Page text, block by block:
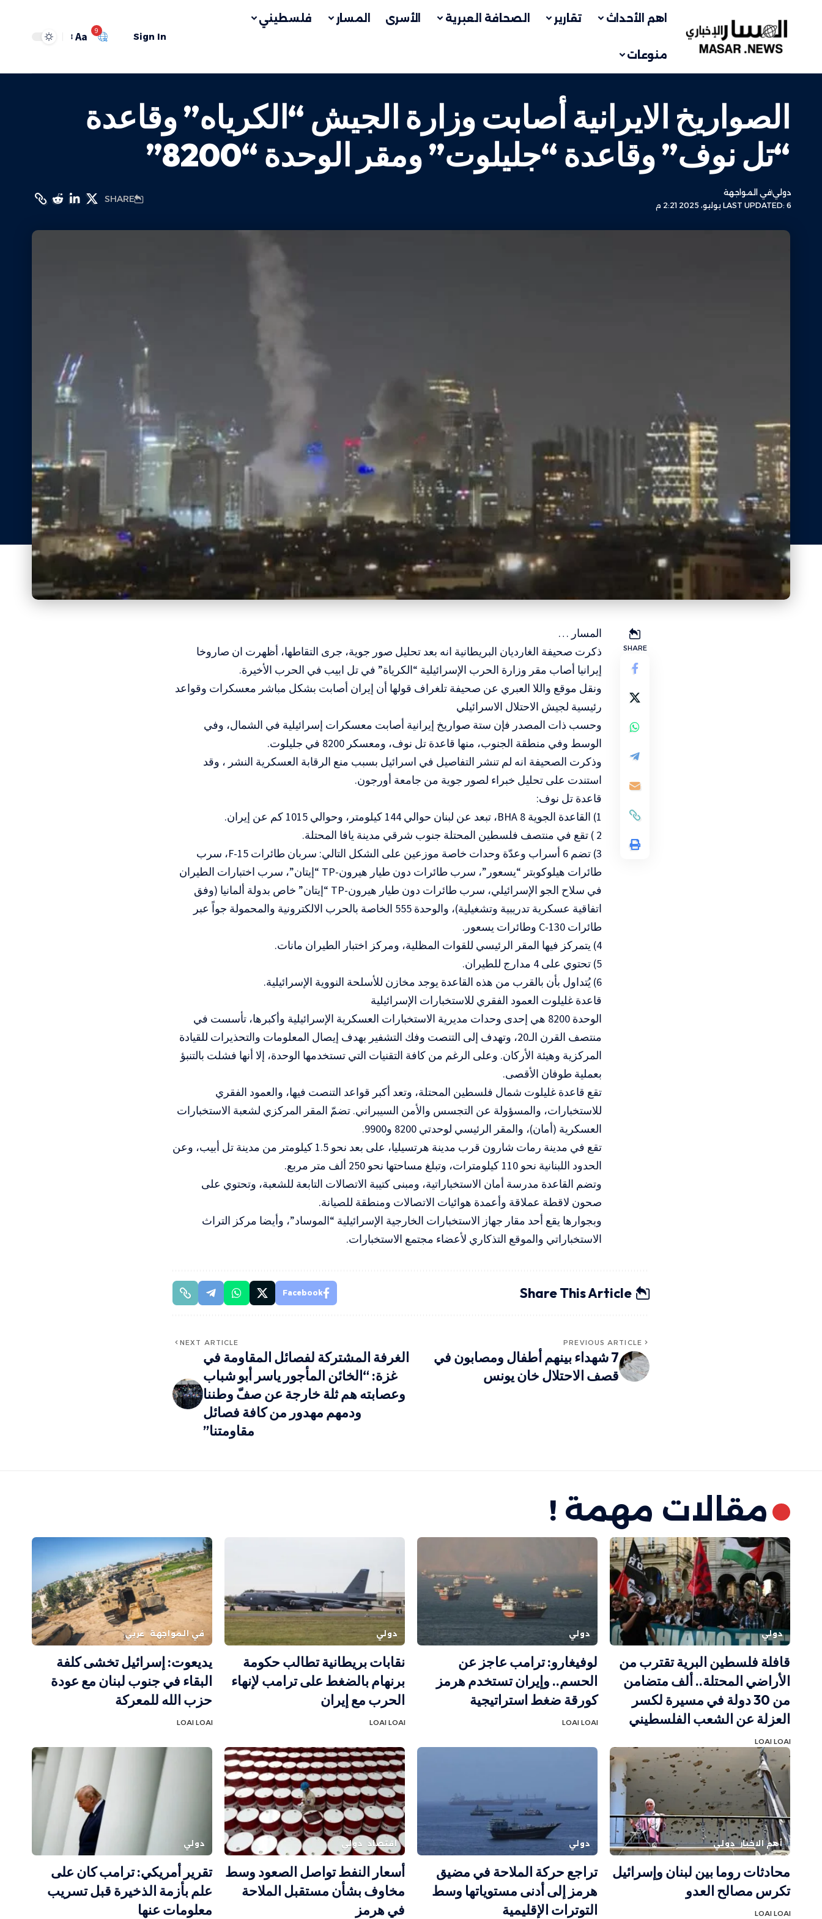
اهم الأحداث تقارير الصحافة العبرية الأسرى المسار فلسطيني
منوعات
Sign In
9
Aa
الصواريخ الايرانية أصابت وزارة الجيش “الكرياه” وقاعدة
“تل نوف” وقاعدة “جليلوت” ومقر الوحدة “8200”
LAST UPDATED: 6 يوليو، 2025 2:21 م
دوليفي المواجهة
SHARE
SHARE
المسار …
ذكرت صحيفة الغارديان البريطانية انه بعد تحليل صور جوية، جرى التقاطها، أظهرت ان صاروخا
إيرانيا أصاب مقر وزارة الحرب الإسرائيلية “الكرياة” في تل ابيب في الحرب الأخيرة.
ونقل موقع واللا العبري عن صحيفة تلغراف قولها أن إيران أصابت بشكل مباشر معسكرات وقواعد
رئيسية لجيش الاحتلال الاسرائيلي
وحسب ذات المصدر فإن ستة صواريخ إيرانية أصابت معسكرات إسرائيلية في الشمال، وفي
الوسط وفي منطقة الجنوب، منها قاعدة تل نوف، ومعسكر 8200 في جليلوت.
وذكرت الصحيفة انه لم تنشر التفاصيل في اسرائيل بسبب منع الرقابة العسكرية النشر ، وقد
استندت على تحليل خبراء لصور جوية من جامعة أورجون.
قاعدة تل نوف:
1) القاعدة الجوية 8 BHA، تبعد عن لبنان حوالي 144 كيلومتر، وحوالي 1015 كم عن إيران.
2 ) تقع في منتصف فلسطين المحتلة جنوب شرقي مدينة يافا المحتلة.
3) تضم 6 أسراب وعدّة وحدات خاصة موزعين على الشكل التالي: سربان طائرات F-15، سرب
طائرات هيلوكوبتر “يسعور”، سرب طائرات دون طيار هيرون-TP “إيتان”، سرب اختبارات الطيران
في سلاح الجو الإسرائيلي، سرب طائرات دون طيار هيرون-TP “إيتان” خاص بدولة ألمانيا (وفق
اتفاقية عسكرية تدريبية وتشغيلية)، والوحدة 555 الخاصة بالحرب الالكترونية والمحمولة جواً عبر
طائرات C-130 وطائرات يسعور.
4) يتمركز فيها المقر الرئيسي للقوات المظلية، ومركز اختبار الطيران مانات.
5) تحتوي على 4 مدارج للطيران.
6) يُتداول بأن بالقرب من هذه القاعدة يوجد مخازن للأسلحة النووية الإسرائيلية.
قاعدة غليلوت العمود الفقري للاستخبارات الإسرائيلية
الوحدة 8200 هي إحدى وحدات مديرية الاستخبارات العسكرية الإسرائيلية وأكبرها، تأسست في
منتصف القرن الـ20، وتهدف إلى التنصت وفك التشفير بهدف إيصال المعلومات والتحذيرات للقيادة
المركزية وهيئة الأركان. وعلى الرغم من كافة التقنيات التي تستخدمها الوحدة، إلا أنها فشلت بالتنبؤ
بعملية طوفان الأقصى.
تقع قاعدة غليلوت شمال فلسطين المحتلة، وتعد أكبر قواعد التنصت فيها، والعمود الفقري
للاستخبارات، والمسؤولة عن التجسس والأمن السيبراني. تضمّ المقر المركزي لشعبة الاستخبارات
العسكرية (أمان)، والمقر الرئيسي لوحدتي 8200 و9900.
تقع في مدينة رمات شارون قرب مدينة هرتسيليا، على بعد نحو 1.5 كيلومتر من مدينة تل أبيب، وعن
الحدود اللبنانية نحو 110 كيلومترات، وتبلغ مساحتها نحو 250 ألف متر مربع.
وتضم القاعدة مدرسة أمان الاستخباراتية، ومبنى كتيبة الاتصالات التابعة للشعبة، وتحتوي على
صحون لاقطة عملاقة وأعمدة هوائيات الاتصالات ومنطقة للصيانة.
وبجوارها يقع أحد مقار جهاز الاستخبارات الخارجية الإسرائيلية “الموساد”، وأيضا مركز التراث
الاستخباراتي والموقع التذكاري لأعضاء مجتمع الاستخبارات.
Share This Article
Facebook
PREVIOUS ARTICLE
7 شهداء بينهم أطفال ومصابون في
قصف الاحتلال خان يونس
NEXT ARTICLE
الغرفة المشتركة لفصائل المقاومة في
غزة: “الخائن المأجور ياسر أبو شباب
وعصابته هم ثلة خارجة عن صفّ وطننا
ودمهم مهدور من كافة فصائل
مقاومتنا”
مقالات مهمة !
دولي
قافلة فلسطين البرية تقترب من
الأراضي المحتلة.. ألف متضامن
من 30 دولة في مسيرة لكسر
العزلة عن الشعب الفلسطيني
LOAI LOAI
دولي
لوفيغارو: ترامب عاجز عن
الحسم.. وإيران تستخدم هرمز
كورقة ضغط استراتيجية
LOAI LOAI
دولي
نقابات بريطانية تطالب حكومة
برنهام بالضغط على ترامب لإنهاء
الحرب مع إيران
LOAI LOAI
في المواجهة عربي
يديعوت: إسرائيل تخشى كلفة
البقاء في جنوب لبنان مع عودة
حزب الله للمعركة
LOAI LOAI
أهم الاخبار دولي
محادثات روما بين لبنان وإسرائيل
تكرس مصالح العدو
LOAI LOAI
دولي
تراجع حركة الملاحة في مضيق
هرمز إلى أدنى مستوياتها وسط
التوترات الإقليمية
اقتصاد دولي
أسعار النفط تواصل الصعود وسط
مخاوف بشأن مستقبل الملاحة
في هرمز
دولي
تقرير أمريكي: ترامب كان على
علم بأزمة الذخيرة قبل تسريب
معلومات عنها